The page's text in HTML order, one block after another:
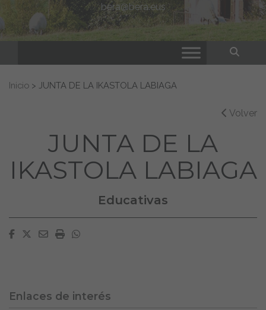
bera@bera.eus
Buscar:
Inicio > JUNTA DE LA IKASTOLA LABIAGA
Volver
JUNTA DE LA
IKASTOLA LABIAGA
Educativas
Facebook
Twitter
EmailImprimirWhatsapp
Enlaces de interés